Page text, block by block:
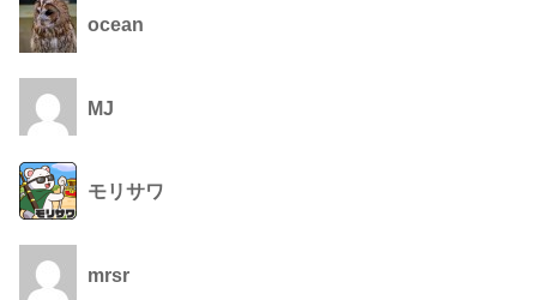
ocean
MJ
モリサワ
mrsr